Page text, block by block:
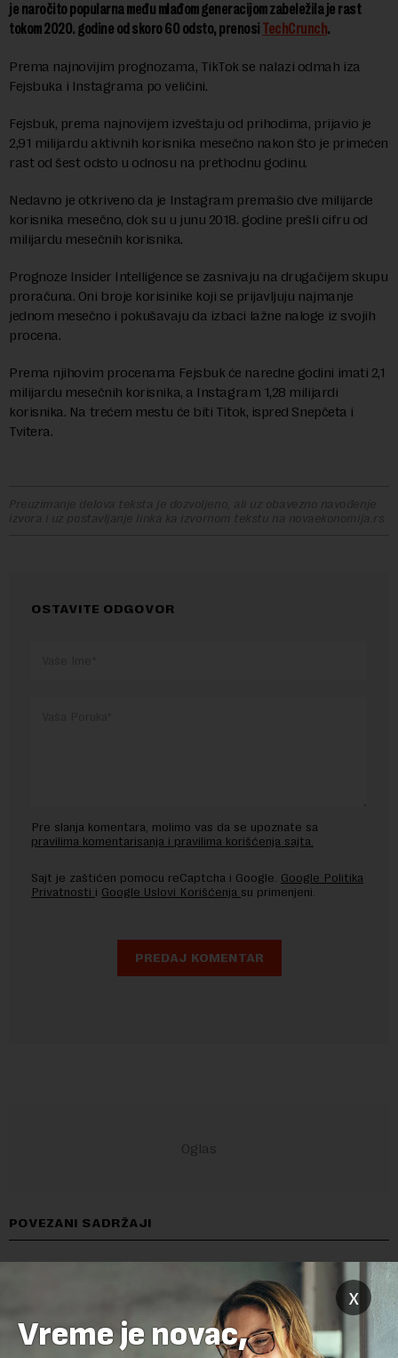
je naročito popularna među mlađom generacijom zabeležila je rast
tokom 2020. godine od skoro 60 odsto, prenosi TechCrunch.
Prema najnovijim prognozama, TikTok se nalazi odmah iza
Fejsbuka i Instagrama po veličini.
Fejsbuk, prema najnovijem izveštaju od prihodima, prijavio je
2,91 milijardu aktivnih korisnika mesečno nakon što je primećen
rast od šest odsto u odnosu na prethodnu godinu.
Nedavno je otkriveno da je Instagram premašio dve milijarde
korisnika mesečno, dok su u junu 2018. godine prešli cifru od
milijardu mesečnih korisnika.
Prognoze Insider Intelligence se zasnivaju na drugačijem skupu
proračuna. Oni broje korisinike koji se prijavljuju najmanje
jednom mesečno i pokušavaju da izbaci lažne naloge iz svojih
procena.
Prema njihovim procenama Fejsbuk će naredne godini imati 2,1
milijardu mesečnih korisnika, a Instagram 1,28 milijardi
korisnika. Na trećem mestu će biti Titok, ispred Snepčeta i
Tvitera.
Preuzimanje delova teksta je dozvoljeno, ali uz obavezno navođenje
izvora i uz postavljanje linka ka izvornom tekstu na novaekonomija.rs
OSTAVITE ODGOVOR
Pre slanja komentara, molimo vas da se upoznate sa
pravilima komentarisanja i pravilima korišćenja sajta.
Sajt je zaštićen pomocu reCaptcha i Google. Google Politika
Privatnosti i Google Uslovi Korišćenja su primenjeni.
POVEZANI SADRŽAJI
x
Vreme je novac,